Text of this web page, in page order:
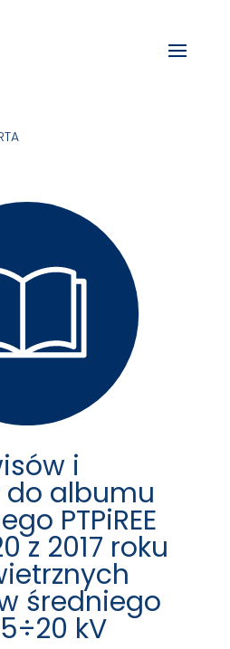
i
albumu
PTPiREE
z 2017 roku
średniego
kV